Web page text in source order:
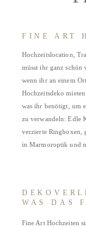
FINE ART
WAS DAS
Hochzeitslocation,
müsst ihr ganz schön
wenn ihr an einem
Hochzeitsdeko
was ihr benötigt, um
zu verwandeln: Edle
verzierte Ringboxen,
in Marmoroptik und
Fine Art Hochzeiten